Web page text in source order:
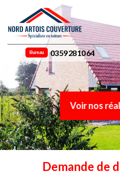
Bureau 03 59 28 10 64
Voir nos
Demande de